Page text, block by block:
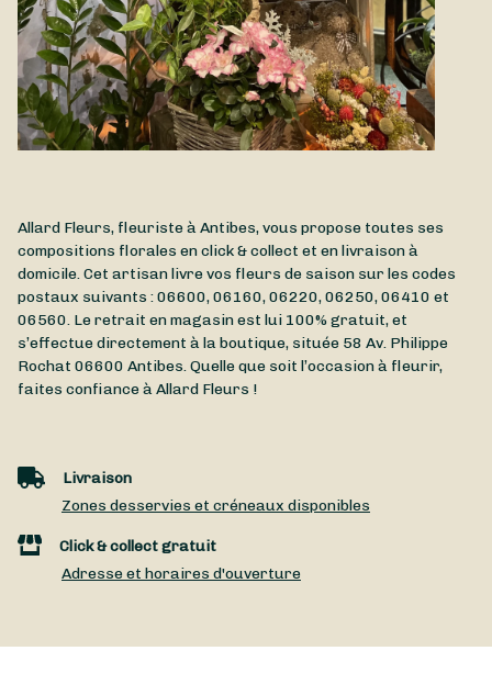
Allard Fleurs, fleuriste à Antibes, vous propose toutes ses
compositions florales en click & collect et en livraison à
domicile. Cet artisan livre vos fleurs de saison sur les codes
postaux suivants : 06600, 06160, 06220, 06250, 06410 et
06560. Le retrait en magasin est lui 100% gratuit, et
s’effectue directement à la boutique, située 58 Av. Philippe
Rochat 06600 Antibes. Quelle que soit l’occasion à fleurir,
faites confiance à Allard Fleurs !
Livraison
Zones desservies et créneaux disponibles
Click & collect gratuit
Adresse et horaires d'ouverture